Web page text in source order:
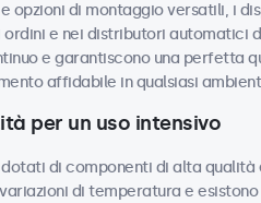
opzioni di montaggio versatili, i
e nei distributori automatici
e garantiscono una perfetta
affidabile in qualsiasi
per un uso intensivo
di componenti di alta qualità
di temperatura e